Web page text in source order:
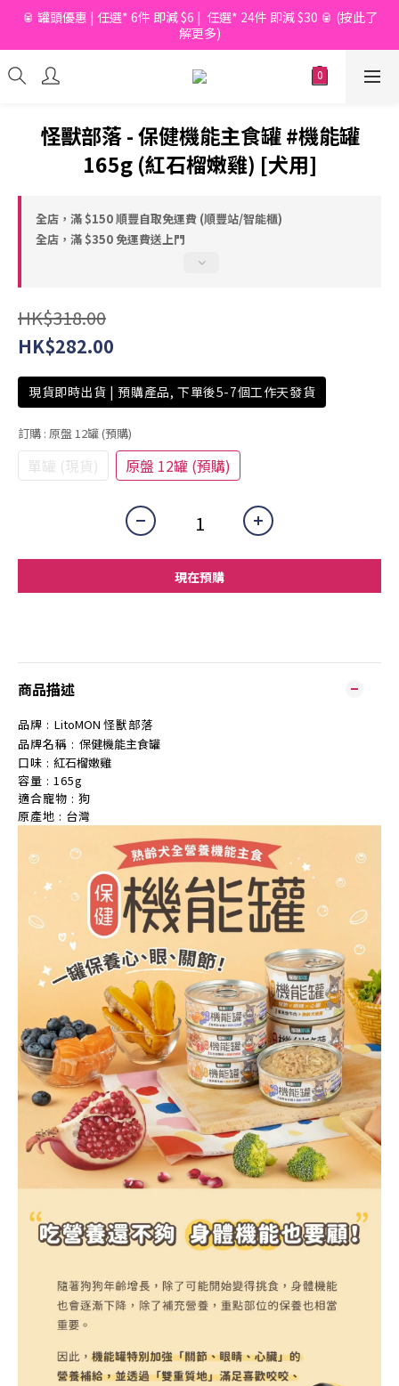
📦滿$150起免香港運費*  |  📦 滿$600起免澳門運費*
🥫 罐頭優惠 | 任選* 6件 即減 $6 |  任選* 24件 即減 $30 🥫 (按此了
解更多)
📦滿$150起免香港運費*  |  📦 滿$600起免澳門運費*
怪獸部落 - 保健機能主食罐 #機能罐
165g (紅石榴嫩雞) [犬用]
全店，滿 $150 順豐自取免運費 (順豐站/智能櫃)
全店，滿 $350 免運費送上門
HK$318.00
HK$282.00
現貨即時出貨 | 預購產品, 下單後5-7個工作天發貨
訂購 : 原盤 12罐 (預購)
單罐 (現貨) 原盤 12罐 (預購)
現在預購
商品描述
品牌 : LitoMON 怪獸部落
品牌名稱 : 保健機能主食罐
口味 : 紅石榴嫩雞
容量 : 165g
適合寵物 : 狗
原產地 : 台灣